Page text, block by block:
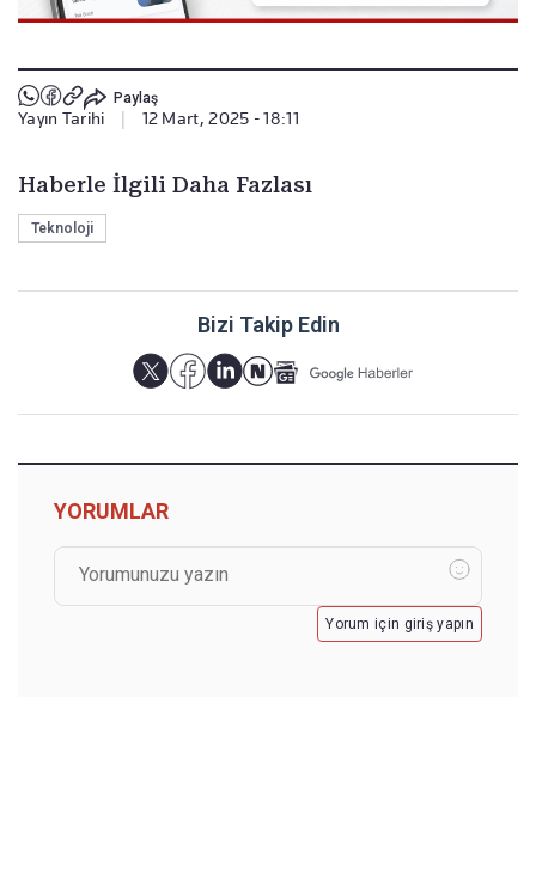
Paylaş
Yayın Tarihi 12 Mart, 2025 - 18:11
Haberle İlgili Daha Fazlası
Teknoloji
Bizi Takip Edin
YORUMLAR
Yorum için giriş yapın